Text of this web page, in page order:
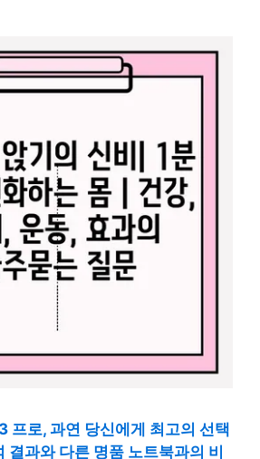
프로, 과연 당신에게 최고의 선택
결과와 다른 명품 노트북과의 비